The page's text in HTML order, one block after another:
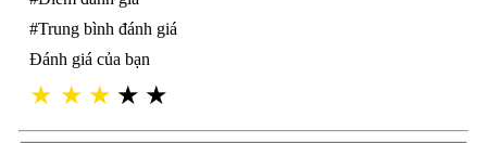
#Trung bình đánh giá
Đánh giá của bạn
★ ★ ★ ★ ★